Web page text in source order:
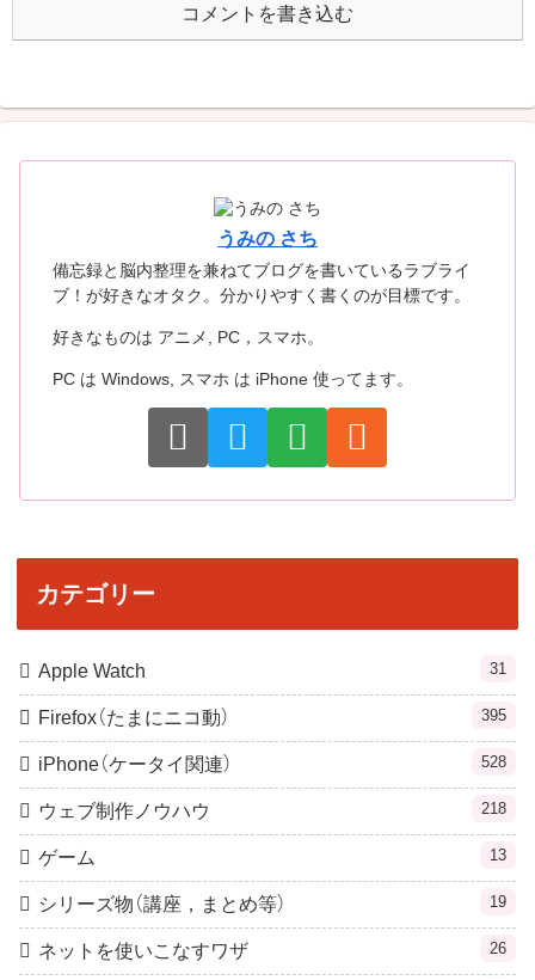
コメントを書き込む
うみの さち
備忘録と脳内整理を兼ねてブログを書いているラブライ
ブ！が好きなオタク。分かりやすく書くのが目標です。
好きなものは アニメ, PC，スマホ。
PC は Windows, スマホ は iPhone 使ってます。
カテゴリー
Apple Watch 31
Firefox（たまにニコ動） 395
iPhone（ケータイ関連） 528
ウェブ制作ノウハウ 218
ゲーム 13
シリーズ物（講座，まとめ等） 19
ネットを使いこなすワザ 26